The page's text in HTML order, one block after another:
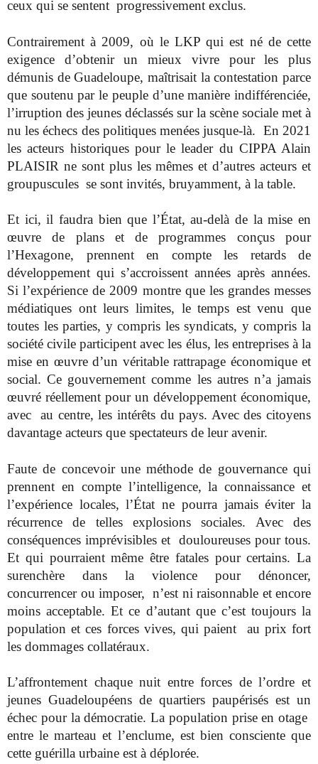
ceux qui se sentent progressivement exclus.
Contrairement à 2009, où le LKP qui est né de cette
exigence d’obtenir un mieux vivre pour les plus
démunis de Guadeloupe, maîtrisait la contestation parce
que soutenu par le peuple d’une manière indifférenciée,
l’irruption des jeunes déclassés sur la scène sociale met à
nu les échecs des politiques menées jusque-là. En 2021
les acteurs historiques pour le leader du CIPPA Alain
PLAISIR ne sont plus les mêmes et d’autres acteurs et
groupuscules se sont invités, bruyamment, à la table.
Et ici, il faudra bien que l’État, au-delà de la mise en
œuvre de plans et de programmes conçus pour
l’Hexagone, prennent en compte les retards de
développement qui s’accroissent années après années.
Si l’expérience de 2009 montre que les grandes messes
médiatiques ont leurs limites, le temps est venu que
toutes les parties, y compris les syndicats, y compris la
société civile participent avec les élus, les entreprises à la
mise en œuvre d’un véritable rattrapage économique et
social. Ce gouvernement comme les autres n’a jamais
œuvré réellement pour un développement économique,
avec au centre, les intérêts du pays. Avec des citoyens
davantage acteurs que spectateurs de leur avenir.
Faute de concevoir une méthode de gouvernance qui
prennent en compte l’intelligence, la connaissance et
l’expérience locales, l’État ne pourra jamais éviter la
récurrence de telles explosions sociales. Avec des
conséquences imprévisibles et douloureuses pour tous.
Et qui pourraient même être fatales pour certains. La
surenchère dans la violence pour dénoncer,
concurrencer ou imposer, n’est ni raisonnable et encore
moins acceptable. Et ce d’autant que c’est toujours la
population et ces forces vives, qui paient au prix fort
les dommages collatéraux.
L’affrontement chaque nuit entre forces de l’ordre et
jeunes Guadeloupéens de quartiers paupérisés est un
échec pour la démocratie. La population prise en otage
entre le marteau et l’enclume, est bien consciente que
cette guérilla urbaine est à déplorée.